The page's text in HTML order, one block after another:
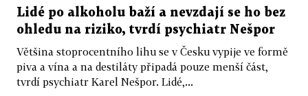
Lidé po alkoholu baží a nevzdají se ho bez
ohledu na riziko, tvrdí psychiatr Nešpor
Většina stoprocentního lihu se v Česku vypije ve formě
piva a vína a na destiláty připadá pouze menší část,
tvrdí psychiatr Karel Nešpor. Lidé,...